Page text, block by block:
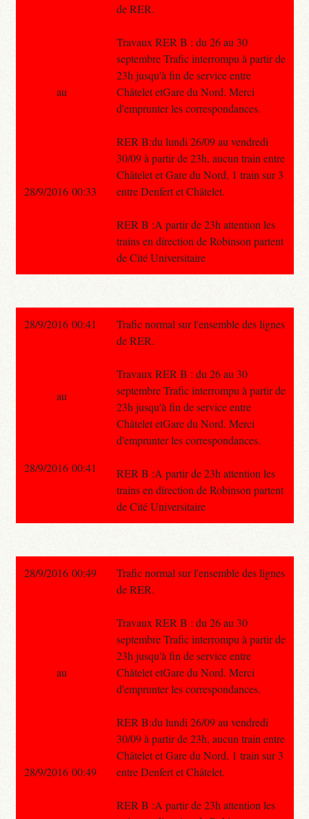
de RER.
Travaux RER B : du 26 au 30
septembre Trafic interrompu à partir de
23h jusqu'à fin de service entre
Châtelet etGare du Nord. Merci
d'emprunter les correspondances.
RER B:du lundi 26/09 au vendredi
30/09 à partir de 23h, aucun train entre
Châtelet et Gare du Nord, 1 train sur 3
entre Denfert et Châtelet.
RER B :A partir de 23h attention les
trains en direction de Robinson partent
de Cité Universitaire
au
28/9/2016 00:33
28/9/2016 00:41
Trafic normal sur l'ensemble des lignes
de RER.
Travaux RER B : du 26 au 30
septembre Trafic interrompu à partir de
23h jusqu'à fin de service entre
Châtelet etGare du Nord. Merci
d'emprunter les correspondances.
RER B :A partir de 23h attention les
trains en direction de Robinson partent
de Cité Universitaire
au
28/9/2016 00:41
28/9/2016 00:49
Trafic normal sur l'ensemble des lignes
de RER.
Travaux RER B : du 26 au 30
septembre Trafic interrompu à partir de
23h jusqu'à fin de service entre
Châtelet etGare du Nord. Merci
d'emprunter les correspondances.
RER B:du lundi 26/09 au vendredi
30/09 à partir de 23h, aucun train entre
Châtelet et Gare du Nord, 1 train sur 3
entre Denfert et Châtelet.
RER B :A partir de 23h attention les
au
28/9/2016 00:49